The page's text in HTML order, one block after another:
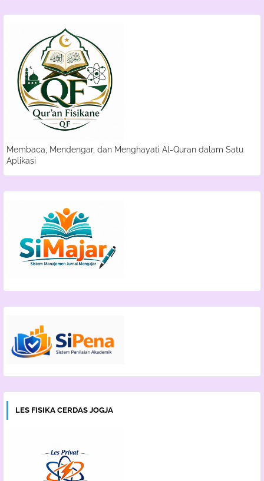
Membaca, Mendengar, dan Menghayati Al-Quran dalam Satu
Aplikasi
LES FISIKA CERDAS JOGJA